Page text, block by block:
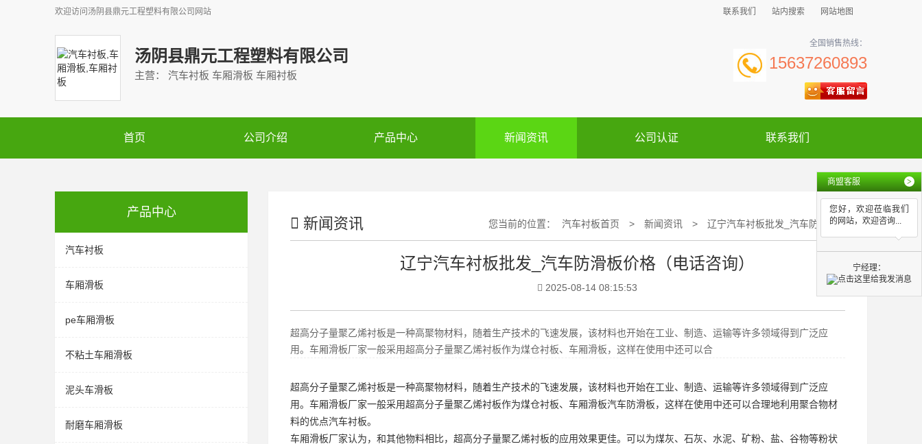
欢迎访问 汤阴县鼎元工程塑料有限公司 网站 联系我们 站内搜索 网站地图
汤阴县鼎元工程塑料有限公司
主营： 汽车衬板 车厢滑板 车厢衬板
全国销售热线：
15637260893
首页 公司介绍 产品中心 新闻资讯 公司认证 联系我们
产品中心
汽车衬板
车厢滑板
pe车厢滑板
不粘土车厢滑板
泥头车滑板
耐磨车厢滑板
新闻资讯 您当前的位置： 汽车衬板首页 > 新闻资讯 > 辽宁汽车衬板批发_汽车防滑板价格（电话咨询）
辽宁汽车衬板批发_汽车防滑板价格（电话咨询）
2025-08-14 08:15:53
超高分子量聚乙烯衬板是一种高聚物材料，随着生产技术的飞速发展，该材料也开始在工业、制造、运输等许多领域得到广泛应
用。车厢滑板厂家一般采用超高分子量聚乙烯衬板作为煤仓衬板、车厢滑板，这样在使用中还可以合
超高分子量聚乙烯衬板是一种高聚物材料，随着生产技术的飞速发展，该材料也开始在工业、制造、运输等许多领域得到广泛应
用。车厢滑板厂家一般采用超高分子量聚乙烯衬板作为煤仓衬板、车厢滑板汽车防滑板，这样在使用中还可以合理地利用聚合物材
料的优点汽车衬板。
车厢滑板厂家认为，和其他物料相比，超高分子量聚乙烯衬板的应用效果更佳。可以为煤灰、石灰、水泥、矿粉、盐、谷物等粉状
商盟客服 >
您好，欢迎莅临我们
的网站，欢迎咨询...
宁经理：